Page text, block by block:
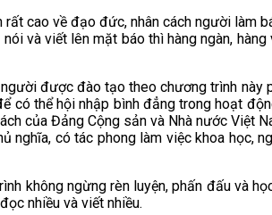
cao về đạo đức, nhân cách người làm
và viết lên mặt báo thì hàng ngàn,
được đào tạo theo chương trình này
có thể hội nhập bình đẳng trong hoạt
của Đảng Cộng sản và Nhà nước Việt
nghĩa, có tác phong làm việc khoa
không ngừng rèn luyện, phấn đấu và
nhiều và viết nhiều.